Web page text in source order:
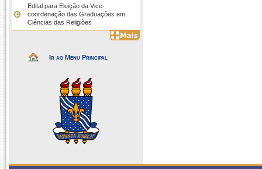
Edital para Eleição da Vice-
coordenação das Graduações em
Ciências das Religiões
Ir ao Menu Principal